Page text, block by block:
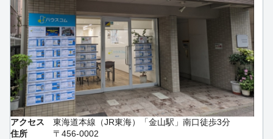
アクセス
東海道本線（JR東海）「金山駅」南口徒歩3分
住所
〒456-0002